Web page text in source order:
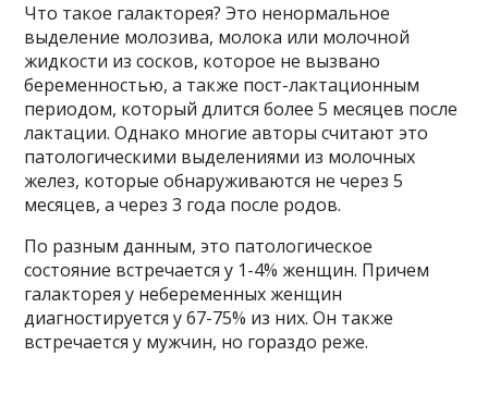
Что такое галакторея? Это ненормальное
выделение молозива, молока или молочной
жидкости из сосков, которое не вызвано
беременностью, а также пост-лактационным
периодом, который длится более 5 месяцев после
лактации. Однако многие авторы считают это
патологическими выделениями из молочных
желез, которые обнаруживаются не через 5
месяцев, а через 3 года после родов.
По разным данным, это патологическое
состояние встречается у 1-4% женщин. Причем
галакторея у небеременных женщин
диагностируется у 67-75% из них. Он также
встречается у мужчин, но гораздо реже.